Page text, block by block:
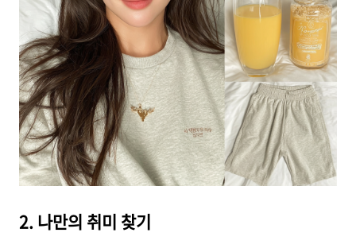
2. 나만의 취미 찾기